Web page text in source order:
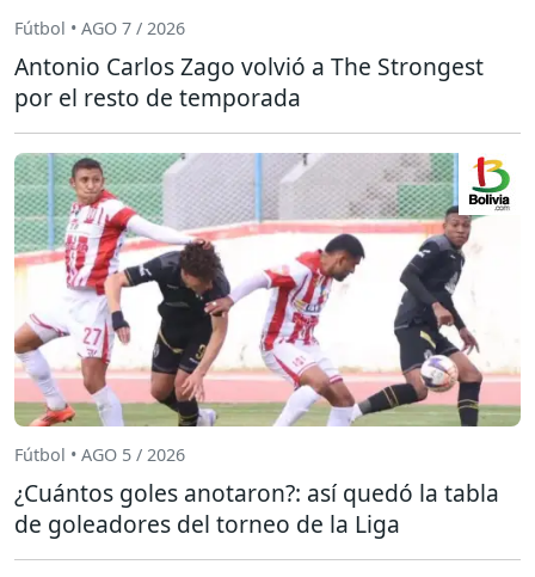
Fútbol • AGO 7 / 2026
Antonio Carlos Zago volvió a The Strongest
por el resto de temporada
Fútbol • AGO 5 / 2026
¿Cuántos goles anotaron?: así quedó la tabla
de goleadores del torneo de la Liga